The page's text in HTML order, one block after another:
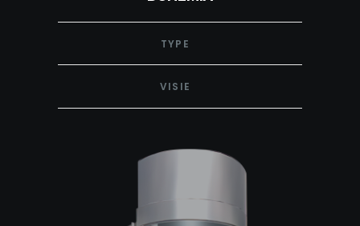
TYPE
VISIE